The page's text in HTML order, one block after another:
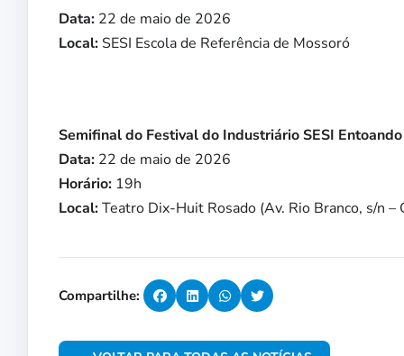
Data: 22 de maio de 2026
Local: SESI Escola de Referência de Mossoró
Semifinal do Festival do Industriário SESI
Data: 22 de maio de 2026
Horário: 19h
Local:Teatro Dix-Huit Rosado (Av. Rio Branco, s/n –
Compartilhe: